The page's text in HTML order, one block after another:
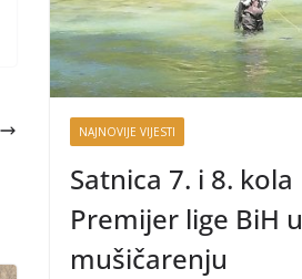
NAJNOVIJE VIJESTI
Satnica 7. i 8. kola
Premijer lige BiH u
mušičarenju